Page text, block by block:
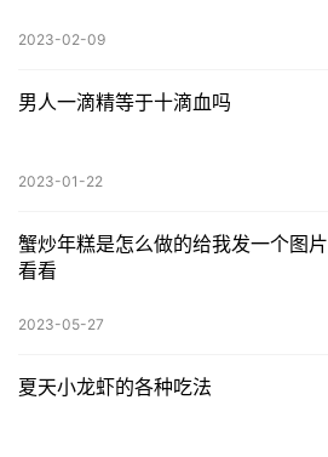
2023-02-09
男人一滴精等于十滴血吗
2023-01-22
蟹炒年糕是怎么做的给我发一个图片
看看
2023-05-27
夏天小龙虾的各种吃法